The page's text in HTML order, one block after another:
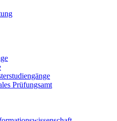
Prüfungsamt